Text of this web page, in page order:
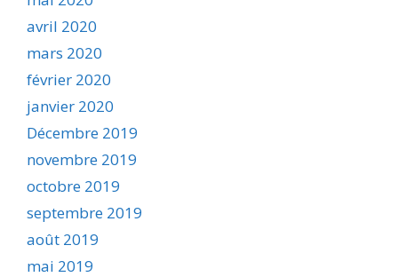
avril 2020
mars 2020
février 2020
janvier 2020
Décembre 2019
novembre 2019
octobre 2019
septembre 2019
août 2019
mai 2019